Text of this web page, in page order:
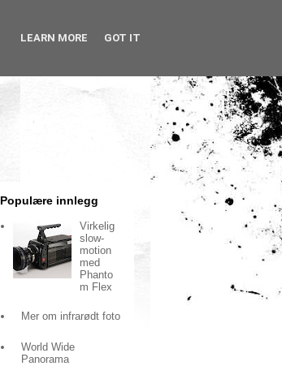
Populære innlegg
Virkelig
slow-
motion
med
Phanto
m Flex
Mer om infrarødt foto
World Wide
Panorama
LEARN MORE GOT IT